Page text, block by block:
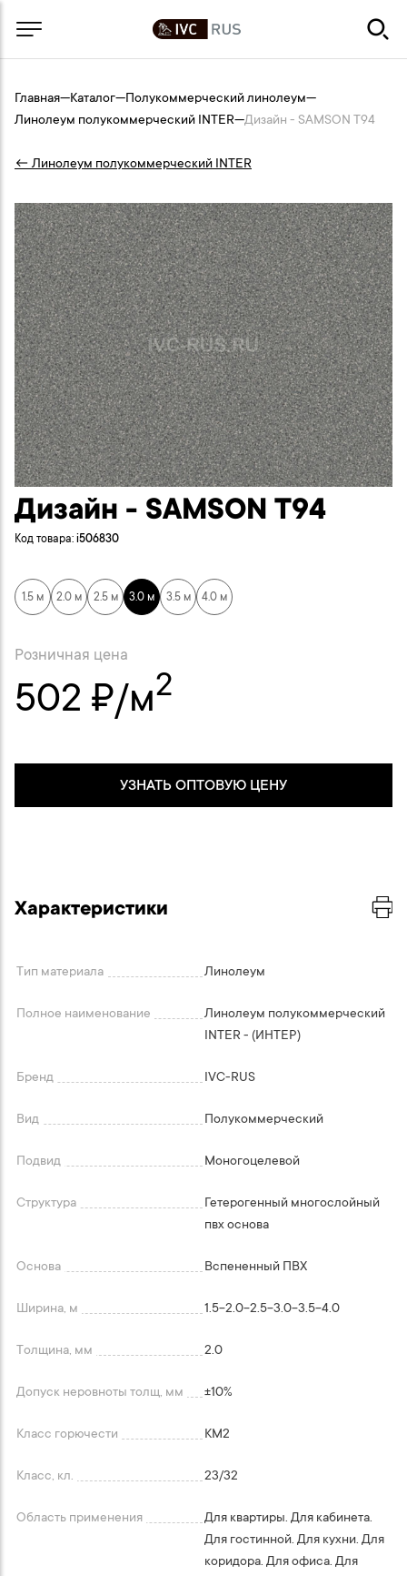
Главная—Каталог—Полукоммерческий линолеум—
Линолеум полукоммерческий INTER—Дизайн - SAMSON T94
← Линолеум полукоммерческий INTER
Дизайн - SAMSON T94
Код товара: i506830
1.5 м 2.0 м 2.5 м 3.0 м 3.5 м 4.0 м
Розничная цена
502 ₽/м2
УЗНАТЬ ОПТОВУЮ ЦЕНУ
Характеристики
Тип материала Линолеум
Полное наименование
Линолеум полукоммерческий
INTER - (ИНТЕР)
Бренд IVC-RUS
Вид Полукоммерческий
Подвид Моногоцелевой
Структура
Гетерогенный многослойный
пвх основа
Основа Вспененный ПВХ
Ширина, м 1.5-2.0-2.5-3.0-3.5-4.0
Толщина, мм 2.0
Допуск неровноты толщ, мм +-10%
Класс горючести КМ2
Класс, кл. 23/32
Область применения
Для квартиры. Для кабинета.
Для гостинной. Для кухни. Для
коридора. Для офиса. Для